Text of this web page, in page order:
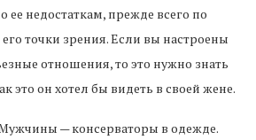
ее недостаткам, прежде всего по
точки зрения. Если вы настроены
отношения, то это нужно знать
это он хотел бы видеть в своей жене.
— консерваторы в одежде.